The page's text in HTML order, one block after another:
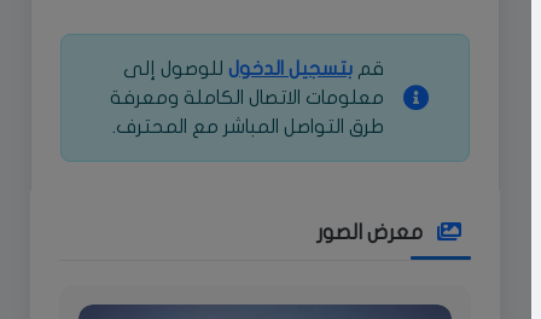
قمبتسجيل الدخول للوصول إلى
معلومات الاتصال الكاملة ومعرفة
طرق التواصل المباشر مع المحترف.
معرض الصور